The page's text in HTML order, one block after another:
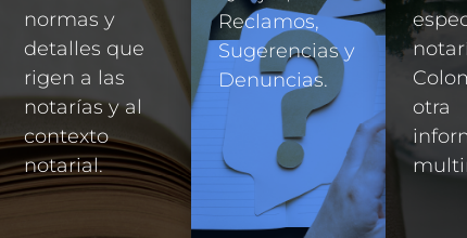
normas y
detalles que
rigen a las
notarías y al
contexto
notarial.
Reclamos,
Sugerencias y
Denuncias.
otra